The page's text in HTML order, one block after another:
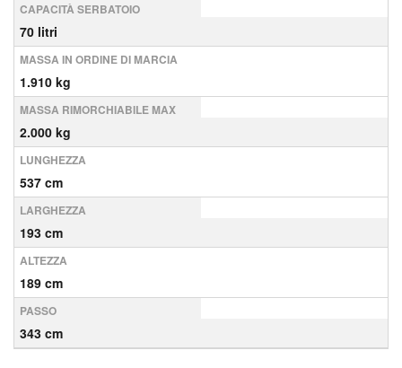
CAPACITÀ SERBATOIO
70 litri
MASSA IN ORDINE DI MARCIA
1.910 kg
MASSA RIMORCHIABILE MAX
2.000 kg
LUNGHEZZA
537 cm
LARGHEZZA
193 cm
ALTEZZA
189 cm
PASSO
343 cm